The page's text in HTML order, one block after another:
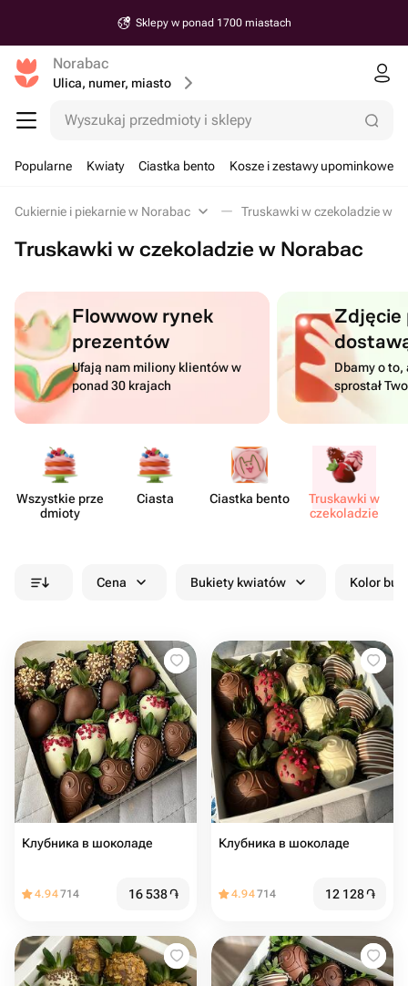
Sklepy w ponad 1700 miastach
Norabac
Ulica, numer, miasto
Wyszukaj przedmioty i sklepy
Popularne Kwiaty Ciastka bento Kosze i zestawy upominkowe
Cukiernie i piekarnie w Norabac Truskawki w czekoladzie w
Truskawki w czekoladzie w Norabac
Flowwow rynek
prezentów
Ufają nam miliony klientów w
ponad 30 krajach
Dbamy o to,
sprostał
Wszystkie prze​
dmioty
Ciasta Ciastka bento
Truskawki w
czeko​ladzie
Cena Bukiety kwiatów Kolor
Клубника в шоколаде
4.94714 16 538֏
Клубника в шоколаде
4.94714 12 128֏